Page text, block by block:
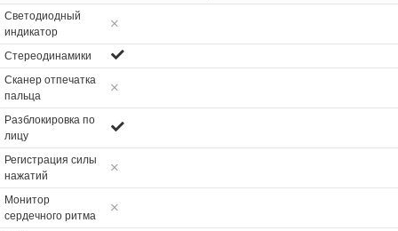
Светодиодный
индикатор
Стереодинамики
Сканер отпечатка
пальца
Разблокировка по
лицу
Регистрация силы
нажатий
Монитор
сердечного ритма